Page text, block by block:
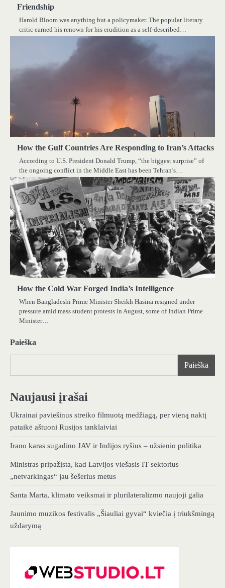
Friendship
Harold Bloom was anything but a policymaker. The popular literary
critic earned his renown for his erudition as a self-described…
How the Gulf Countries Are Responding to Iran’s Attacks
According to U.S. President Donald Trump, “the biggest surprise” of
the ongoing conflict in the Middle East has been Tehran’s…
How the Cold War Forged India’s Intelligence
When Bangladeshi Prime Minister Sheikh Hasina resigned under
pressure amid mass student protests in August, some of Indian Prime
Minister…
Paieška
Paieška
Naujausi įrašai
Ukrainai paviešinus streiko filmuotą medžiagą, per vieną naktį
pataikė aštuoni Rusijos tanklaiviai
Irano karas sugadino JAV ir Indijos ryšius – užsienio politika
Ministras pripažįsta, kad Latvijos viešasis IT sektorius
„netvarkingas“ jau šešerius metus
Santa Marta, klimato veiksmai ir plurilateralizmo naujoji galia
Jaunimo muzikos festivalis „Šiauliai gyvai“ kviečia į triukšmingą
uždarymą